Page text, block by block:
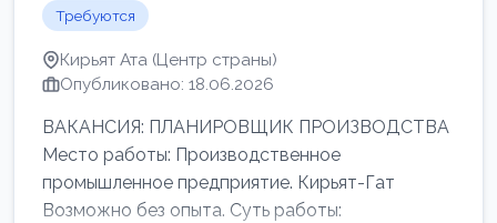
Требуются
Кирьят Ата (Центр страны)
Опубликовано: 18.06.2026
ВАКАНСИЯ: ПЛАНИРОВЩИК ПРОИЗВОДСТВА
Место работы: Производственное
промышленное предприятие. Кирьят-Гат
Возможно без опыта. Суть работы: